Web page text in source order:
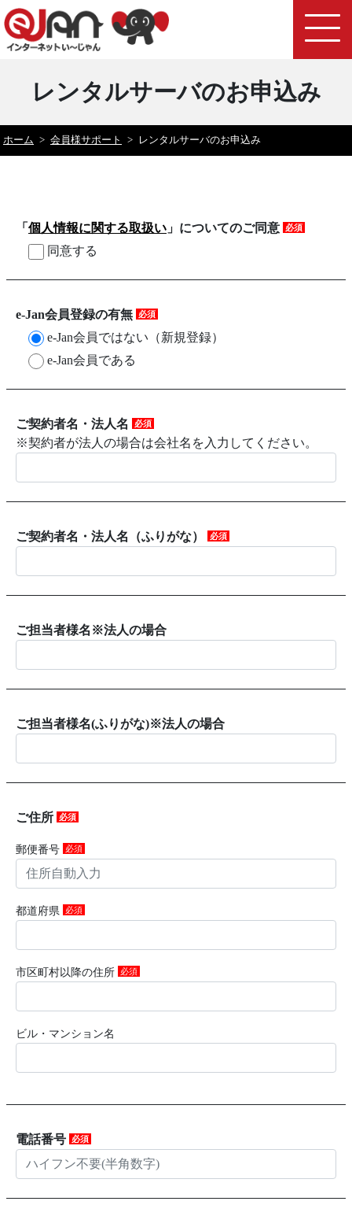
レンタルサーバのお申込み
ホーム > 会員様サポート > レンタルサーバのお申込み
「 個人情報に関する取扱い 」についてのご同意 必須
同意する
e-Jan会員登録の有無 必須
e-Jan会員ではない（新規登録）
e-Jan会員である
ご契約者名・法人名 必須
※契約者が法人の場合は会社名を入力してください。
ご契約者名・法人名（ふりがな） 必須
ご担当者様名※法人の場合
ご担当者様名(ふりがな)※法人の場合
ご住所 必須
郵便番号 必須
都道府県 必須
市区町村以降の住所 必須
ビル・マンション名
電話番号 必須